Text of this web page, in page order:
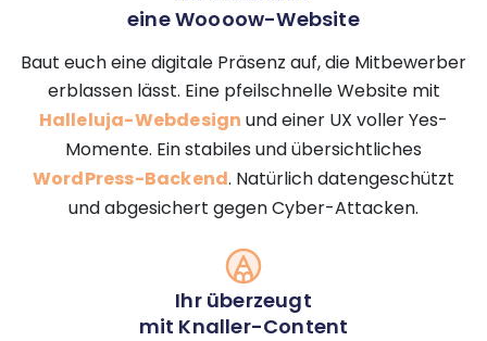
eine Woooow-Website
Baut euch eine digitale Präsenz auf, die Mitbewerber
erblassen lässt. Eine pfeilschnelle Website mit
Halleluja-Webdesign und einer UX voller Yes-
Momente. Ein stabiles und übersichtliches
WordPress-Backend. Natürlich datengeschützt
und abgesichert gegen Cyber-Attacken.
Ihr überzeugt
mit Knaller-Content